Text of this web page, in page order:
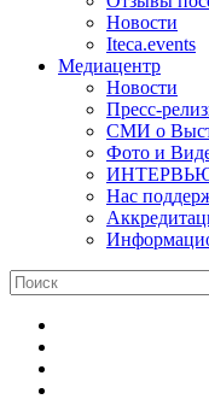
Новости
Iteca.events
Медиацентр
Новости
Пресс-
СМИ о
Фото и
Нас